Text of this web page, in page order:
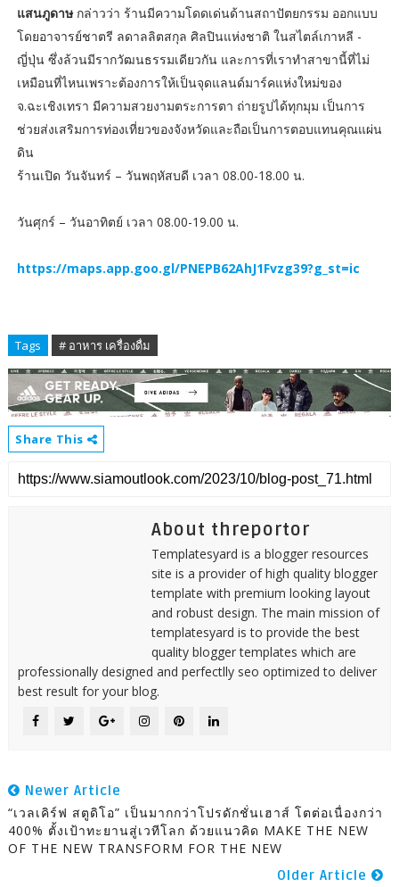
แสนภูดาษกล่าวว่า ร้านมีความโดดเด่นด้านสถาปัตยกรรม ออกแบบ
โดยอาจารย์ชาตรี ลดาลลิตสกุล ศิลปินแห่งชาติ ในสไตล์เกาหลี -
ญี่ปุ่น ซึ่งล้วนมีรากวัฒนธรรมเดียวกัน และการที่เราทำสาขานี้ที่ไม่
เหมือนที่ไหนเพราะต้องการให้เป็นจุดแลนด์มาร์คแห่งใหม่ของ
จ.ฉะเชิงเทรา มีความสวยงามตระการตา ถ่ายรูปได้ทุกมุม เป็นการ
ช่วยส่งเสริมการท่องเที่ยวของจังหวัดและถือเป็นการตอบแทนคุณแผ่น
ดิน
ร้านเปิด วันจันทร์ – วันพฤหัสบดี เวลา 08.00-18.00 น.
วันศุกร์ – วันอาทิตย์ เวลา 08.00-19.00 น.
https://maps.app.goo.gl/PNEPB62AhJ1Fvzg39?g_st=ic
Tags # อาหาร เครื่องดื่ม
Share This
About threportor
Templatesyard is a blogger resources
site is a provider of high quality blogger
template with premium looking layout
and robust design. The main mission of
templatesyard is to provide the best
quality blogger templates which are
professionally designed and perfectlly seo optimized to deliver
best result for your blog.
Newer Article
“เวลเคิร์ฟ สตูดิโอ” เป็นมากกว่าโปรดักชั่นเฮาส์ โตต่อเนื่องกว่า
400% ตั้งเป้าทะยานสู่เวทีโลก ด้วยแนวคิด MAKE THE NEW
OF THE NEW TRANSFORM FOR THE NEW
Older Article